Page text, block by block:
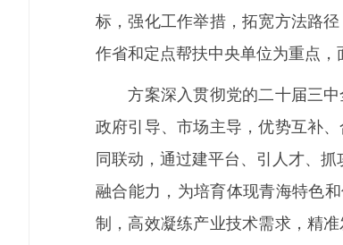
标，强化工作举措，拓宽方法路
作省和定点帮扶中央单位为重点
方案深入贯彻党的二十届三中
政府引导、市场主导，优势互补
同联动，通过建平台、引人才、
融合能力，为培育体现青海特色
制，高效凝练产业技术需求，精